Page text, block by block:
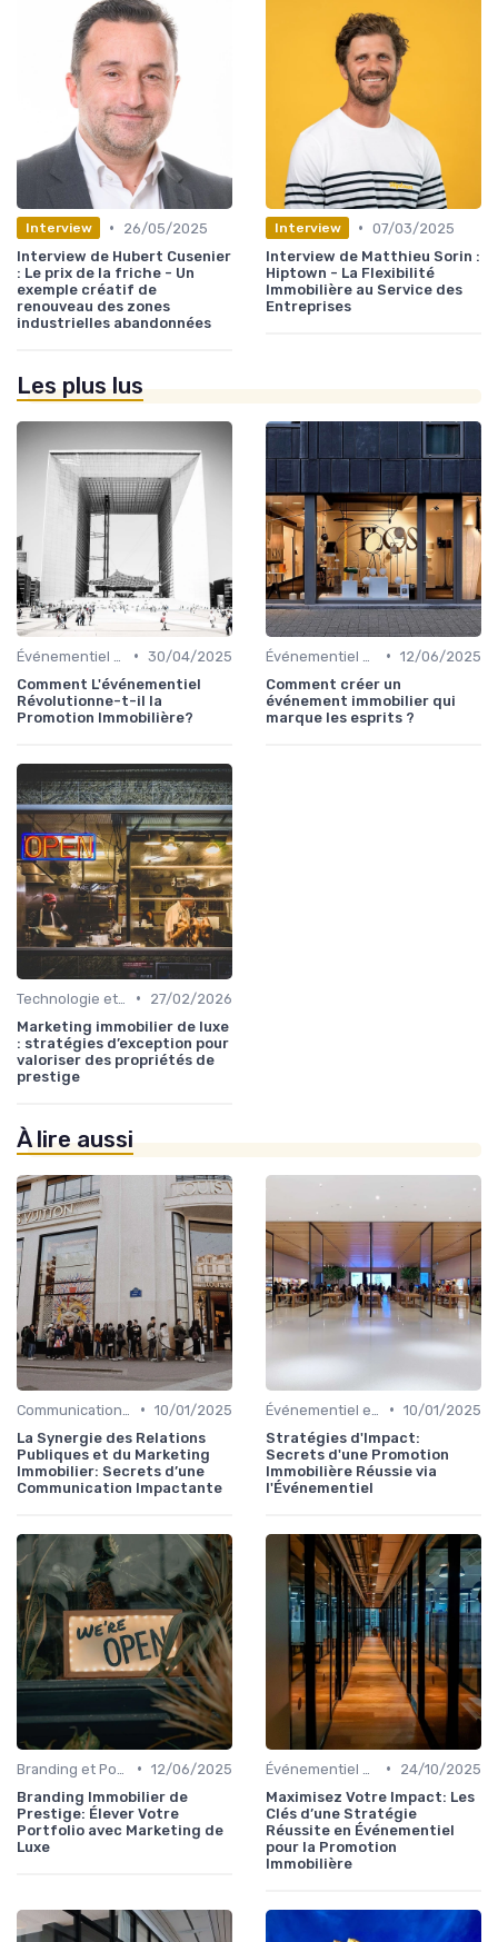
Interview •
26/05/2025
Interview de Hubert Cusenier
: Le prix de la friche - Un
exemple créatif de
renouveau des zones
industrielles abandonnées
Interview • 07/03/2025
Interview de Matthieu Sorin :
Hiptown - La Flexibilité
Immobilière au Service des
Entreprises
Les plus lus
• 30/04/2025
Comment L'événementiel
Révolutionne-t-il la
Promotion Immobilière?
• 12/06/2025
Comment créer un
événement immobilier qui
marque les esprits ?
•
27/02/2026
Marketing immobilier de luxe
: stratégies d’exception pour
valoriser des propriétés de
prestige
À lire aussi
• 10/01/2025
La Synergie des Relations
Publiques et du Marketing
Immobilier: Secrets d’une
Communication Impactante
• 10/01/2025
Stratégies d'Impact:
Secrets d'une Promotion
Immobilière Réussie via
l'Événementiel
• 12/06/2025
Branding Immobilier de
Prestige: Élever Votre
Portfolio avec Marketing de
Luxe
•
24/10/2025
Maximisez Votre Impact: Les
Clés d’une Stratégie
Réussite en Événementiel
pour la Promotion
Immobilière